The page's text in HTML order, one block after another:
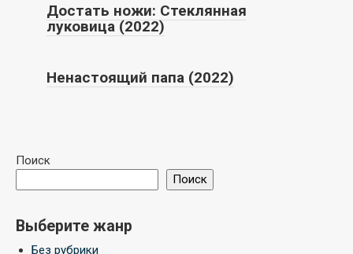
Достать ножи: Стеклянная
луковица (2022)
Ненастоящий папа (2022)
Поиск
Поиск
Выберите жанр
Без рубрики